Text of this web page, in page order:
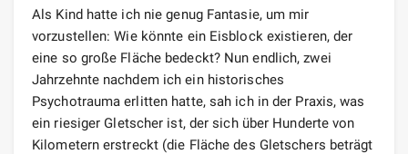
Als Kind hatte ich nie genug Fantasie, um mir
vorzustellen: Wie könnte ein Eisblock existieren, der
eine so große Fläche bedeckt? Nun endlich, zwei
Jahrzehnte nachdem ich ein historisches
Psychotrauma erlitten hatte, sah ich in der Praxis, was
ein riesiger Gletscher ist, der sich über Hunderte von
Kilometern erstreckt (die Fläche des Gletschers beträgt